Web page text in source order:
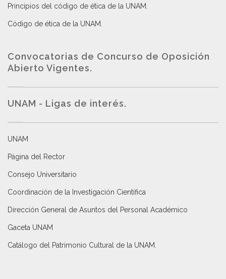
Principios del código de ética de la UNAM
Código de ética de la UNAM
Convocatorias de Concurso de Oposición
Abierto Vigentes.
UNAM - Ligas de interés.
UNAM
Página del Rector
Consejo Universitario
Coordinación de la Investigación Científica
Dirección General de Asuntos del Personal Académico
Gaceta UNAM
Catálogo del Patrimonio Cultural de la UNAM.